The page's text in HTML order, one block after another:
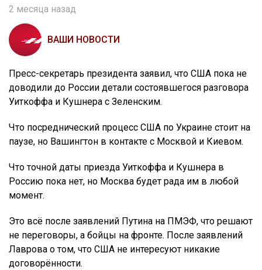
2 месяца назад
ВАШИ НОВОСТИ
Пресс-секретарь президента заявил, что США пока не
доводили до России детали состоявшегося разговора
Уиткоффа и Кушнера с Зеленским.
Что посреднический процесс США по Украине стоит на
паузе, но Вашингтон в контакте с Москвой и Киевом.
Что точной даты приезда Уиткоффа и Кушнера в
Россию пока нет, но Москва будет рада им в любой
момент.
Это всё после заявлений Путина на ПМЭФ, что решают
не переговоры, а бойцы на фронте. После заявлений
Лаврова о том, что США не интересуют никакие
договорённости.